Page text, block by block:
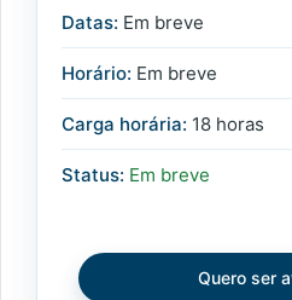
Datas: Em breve
Horário: Em breve
Carga horária: 18 horas
Status: Em breve
Quero ser